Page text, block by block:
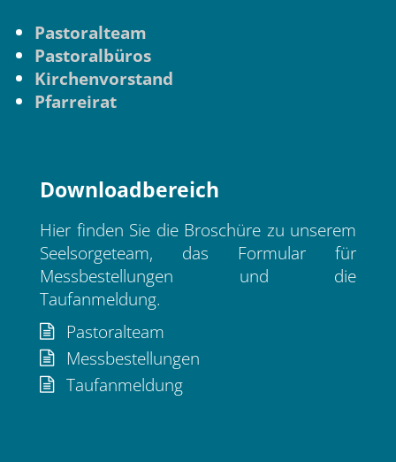
Pastoralteam
Pastoralbüros
Kirchenvorstand
Pfarreirat
Downloadbereich
Hier finden Sie die Broschüre zu unserem
Seelsorgeteam, das Formular für
Messbestellungen und die
Taufanmeldung.
Pastoralteam
Messbestellungen
Taufanmeldung